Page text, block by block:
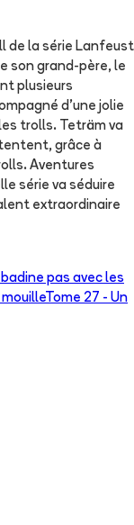
de la série Lanfeust
son grand-père, le
plusieurs
d'une jolie
trolls. Teträm va
grâce à
Aventures
série va séduire
extraordinaire
pas avec les
Tome 27 - Un